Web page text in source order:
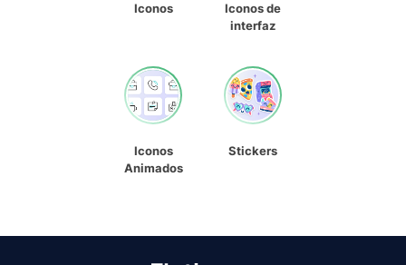
Iconos
Iconos de
interfaz
Iconos
Animados
Stickers